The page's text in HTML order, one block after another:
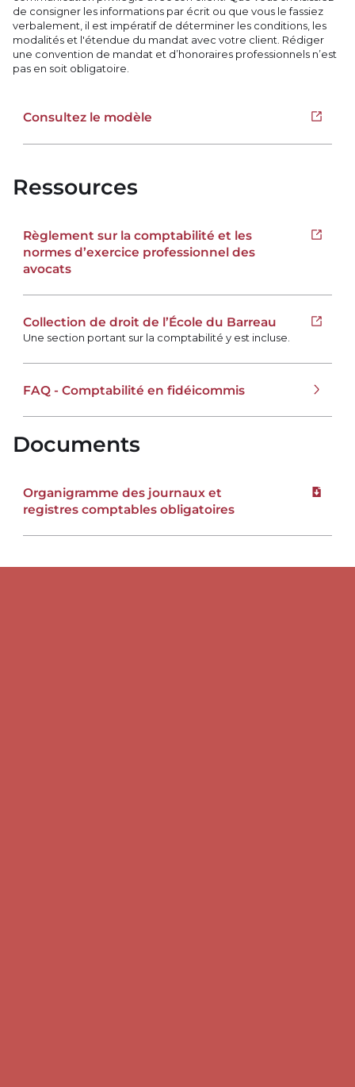
de consigner les informations par écrit ou que vous le fassiez
verbalement, il est impératif de déterminer les conditions, les
modalités et l'étendue du mandat avec votre client. Rédiger
une convention de mandat et d’honoraires professionnels n’est
pas en soit obligatoire.
Consultez le modèle Open
Ressources
Règlement sur la comptabilité et les
normes d’exercice professionnel des
avocats
Open
Collection de droit de l’École du Barreau
Une section portant sur la comptabilité y est incluse.
Open
FAQ - Comptabilité en fidéicommis
Documents
Organigramme des journaux et
registres comptables obligatoires